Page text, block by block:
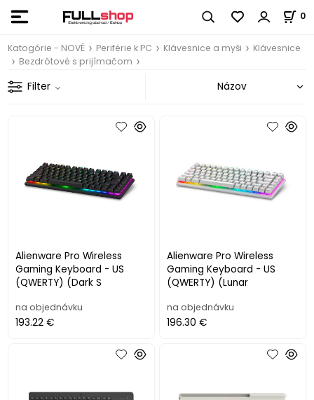
0
Katogórie - NOVÉ Periférie k PC Klávesnice a myši
Klávesnice
Bezdrôtové s prijímačom
Filter
Alienware Pro Wireless
Gaming Keyboard - US
(QWERTY) (Dark S
na objednávku
193.22 €
Alienware Pro Wireless
Gaming Keyboard - US
(QWERTY) (Lunar
na objednávku
196.30 €